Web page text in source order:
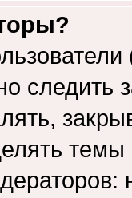
следить